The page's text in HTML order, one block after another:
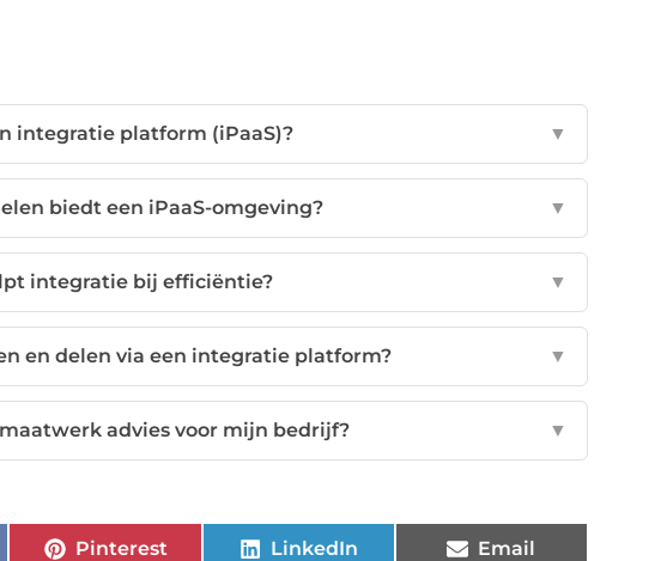
integratie platform (iPaaS)? ▼
biedt een iPaaS-omgeving? ▼
integratie bij efficiëntie? ▼
en delen via een integratie platform? ▼
advies voor mijn bedrijf? ▼
Pinterest LinkedIn Email